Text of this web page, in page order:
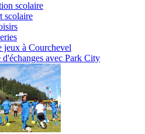
scolaire
scolaire
jeux à Courchevel
d'échanges avec Park City